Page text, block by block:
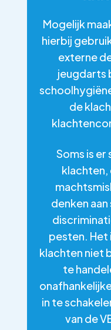
Mogelijk
hierbij
externe
jeugdarts
de
Soms is
klachten,
denken
pesten. Het
klachten niet
te
in te
van de